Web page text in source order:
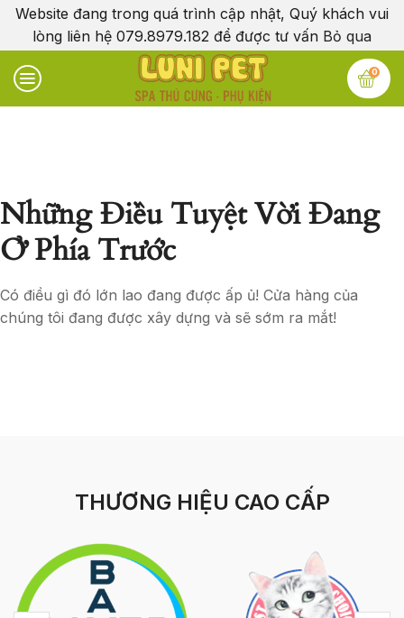
Website đang trong quá trình cập nhật, Quý khách vui
lòng liên hệ 079.8979.182 để được tư vấn Bỏ qua
0
Những Điều Tuyệt Vời Đang
Ở Phía Trước
Có điều gì đó lớn lao đang được ấp ủ! Cửa hàng của
chúng tôi đang được xây dựng và sẽ sớm ra mắt!
THƯƠNG HIỆU CAO CẤP